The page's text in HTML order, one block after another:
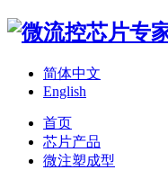
简体中文
English
首页
芯片产品
微注塑成型